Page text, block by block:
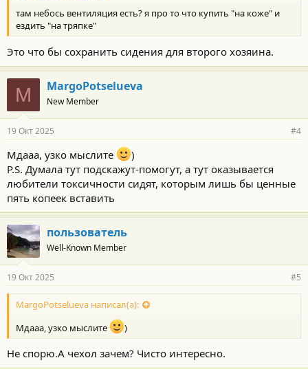
и
:
там небось вентиляция есть? я про то что купить "на коже" и
ездить "на тряпке"
Это что бы сохранить сидения для второго хозяина.
M MargoPotselueva
New Member
19 Окт 2025 #4
Мдааа, узко мыслите
)
P.S. Думала тут подскажут-помогут, а тут оказывается
любители токсичности сидят, которым лишь бы ценные
пять копеек вставить
пользователь
Well-Known Member
19 Окт 2025 #5
MargoPotselueva написал(а):
Мдааа, узко мыслите
)
Не спорю.А чехол зачем? Чисто интересно.